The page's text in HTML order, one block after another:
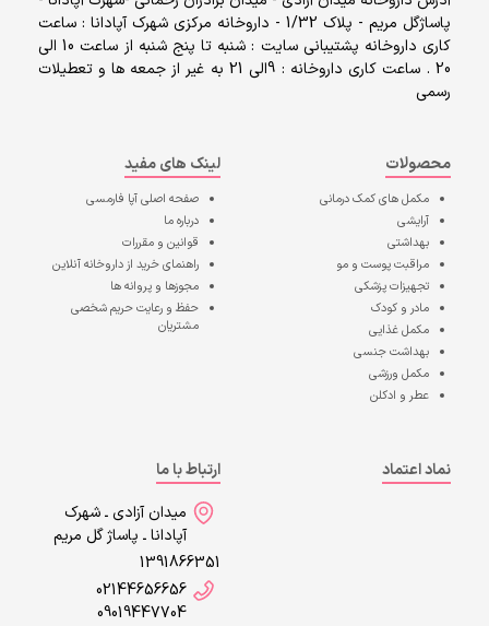
پاساژگل مریم - پلاک 1/32 - داروخانه مرکزی شهرک آپادانا : ساعت
کاری داروخانه پشتیبانی سایت : شنبه تا پنج شنبه از ساعت 10 الی
20 . ساعت کاری داروخانه : 9الی 21 به غیر از جمعه ها و تعطیلات
رسمی
محصولات
مکمل های کمک درمانی
آرایشی
بهداشتی
مراقبت پوست و مو
تجهیزات پزشکی
مادر و کودک
مکمل غذایی
بهداشت جنسی
مکمل ورزشی
عطر و ادکلن
لینک های مفید
صفحه اصلیآپا فارمسی
درباره ما
قوانین و مقررات
راهنمای خرید از داروخانه آنلاین
مجوزها و پروانه ها
حفظ و رعایت حریم شخصی
مشتریان
نماد اعتماد
ارتباط با ما
میدان آزادی ـ شهرک
آپادانا ـ پاساژ گل مریم
1391866351
02144656656
09019447704